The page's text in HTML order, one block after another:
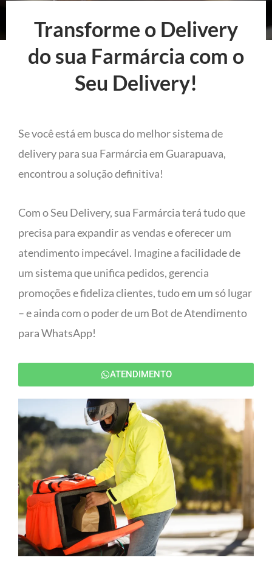
Transforme o Delivery
do sua Farmárcia com o
Seu Delivery!
Se você está em busca do melhor sistema de
delivery para sua Farmárcia em Guarapuava,
encontrou a solução definitiva!
Com o Seu Delivery, sua Farmárcia terá tudo que
precisa para expandir as vendas e oferecer um
atendimento impecável. Imagine a facilidade de
um sistema que unifica pedidos, gerencia
promoções e fideliza clientes, tudo em um só lugar
– e ainda com o poder de um Bot de Atendimento
para WhatsApp!
ATENDIMENTO